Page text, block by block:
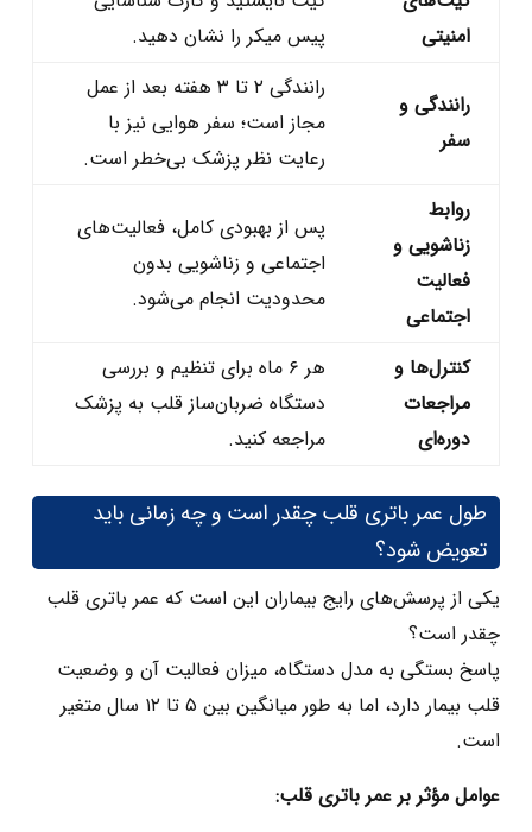
امنیتی
پیس‌ میکر را نشان دهید.
رانندگی و
سفر
رانندگی ۲ تا ۳ هفته بعد از عمل
مجاز است؛ سفر هوایی نیز با
رعایت نظر پزشک بی‌خطر است.
روابط
زناشویی و
فعالیت
اجتماعی
پس از بهبودی کامل، فعالیت‌های
اجتماعی و زناشویی بدون
محدودیت انجام می‌شود.
کنترل‌ها و
مراجعات
دوره‌ای
هر ۶ ماه برای تنظیم و بررسی
دستگاه ضربان‌ساز قلب به پزشک
مراجعه کنید.
طول عمر باتری قلب چقدر است و چه زمانی باید
تعویض شود؟
یکی از پرسش‌های رایج بیماران این است که عمر باتری قلب
چقدر است؟
پاسخ بستگی به مدل دستگاه، میزان فعالیت آن و وضعیت
قلب بیمار دارد، اما به‌ طور میانگین بین ۵ تا ۱۲ سال متغیر
است.
عوامل مؤثر بر عمر باتری قلب: